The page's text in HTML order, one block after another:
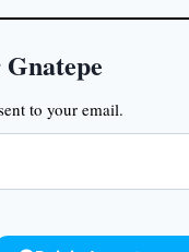
to your email.